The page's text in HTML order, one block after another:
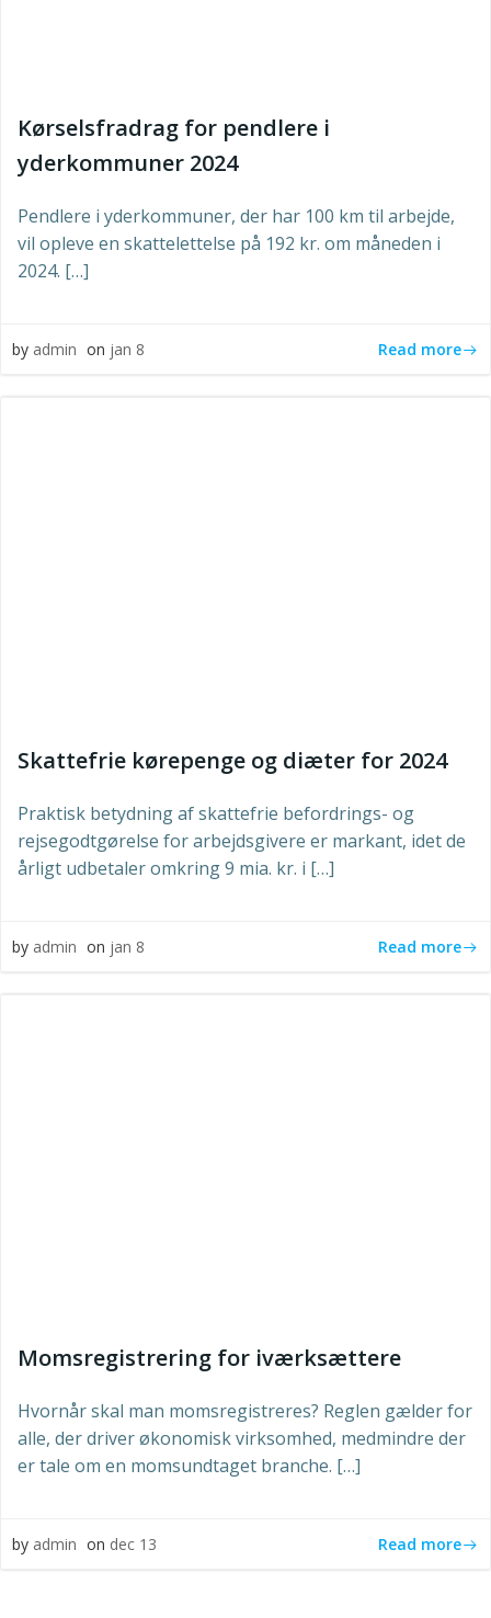
Kørselsfradrag for pendlere i
yderkommuner 2024
Pendlere i yderkommuner, der har 100 km til arbejde,
vil opleve en skattelettelse på 192 kr. om måneden i
2024. […]
by admin on jan 8 Read more
Skattefrie kørepenge og diæter for 2024
Praktisk betydning af skattefrie befordrings- og
rejsegodtgørelse for arbejdsgivere er markant, idet de
årligt udbetaler omkring 9 mia. kr. i […]
by admin on jan 8 Read more
Momsregistrering for iværksættere
Hvornår skal man momsregistreres? Reglen gælder for
alle, der driver økonomisk virksomhed, medmindre der
er tale om en momsundtaget branche. […]
by admin on dec 13 Read more